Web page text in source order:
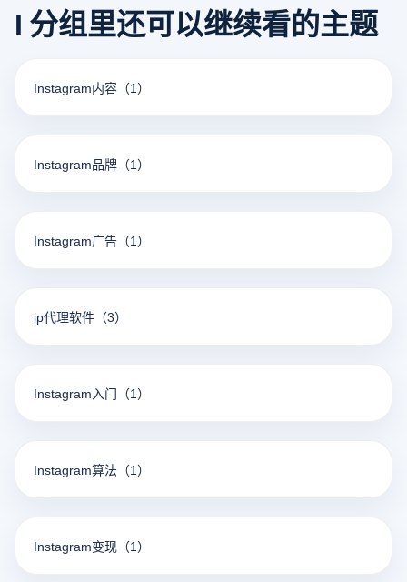
I 分组里还可以继续看的主题
Instagram内容 （1）
Instagram品牌 （1）
Instagram广告 （1）
ip代理软件 （3）
Instagram入门 （1）
Instagram算法 （1）
Instagram变现 （1）